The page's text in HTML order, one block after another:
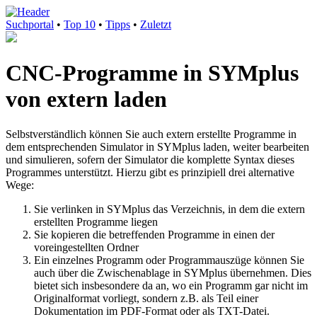
Suchportal • Top 10 • Tipps • Zuletzt
CNC-Programme in SYMplus
von extern laden
Selbstverständlich können Sie auch extern erstellte Programme in
dem entsprechenden Simulator in SYMplus laden, weiter bearbeiten
und simulieren, sofern der Simulator die komplette Syntax dieses
Programmes unterstützt. Hierzu gibt es prinzipiell drei alternative
Wege:
Sie verlinken in SYMplus das Verzeichnis, in dem die extern
erstellten Programme liegen
Sie kopieren die betreffenden Programme in einen der
voreingestellten Ordner
Ein einzelnes Programm oder Programmauszüge können Sie
auch über die Zwischenablage in SYMplus übernehmen. Dies
bietet sich insbesondere da an, wo ein Programm gar nicht im
Originalformat vorliegt, sondern z.B. als Teil einer
Dokumentation im PDF-Format oder als TXT-Datei.